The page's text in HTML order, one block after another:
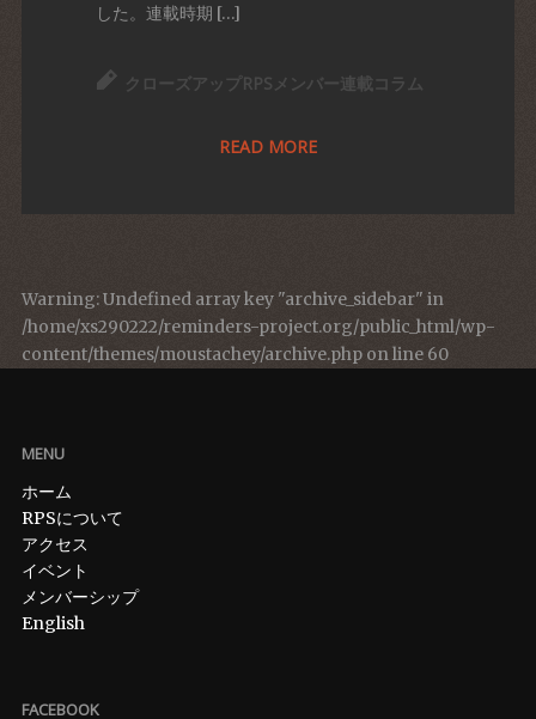
した。連載時期 […]
クローズアップRPSメンバー連載コラム
READ MORE
Warning: Undefined array key "archive_sidebar" in
/home/xs290222/reminders-project.org/public_html/wp-
content/themes/moustachey/archive.phpon line 60
MENU
ホーム
RPSについて
アクセス
イベント
メンバーシップ
English
FACEBOOK